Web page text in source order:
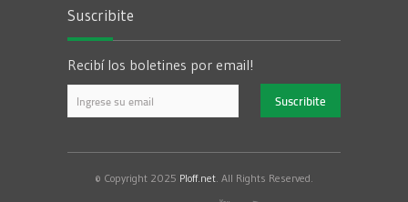
Suscribite
Recibí los boletines por email!
© Copyright 2025 Ploff.net. All Rights Reserved.